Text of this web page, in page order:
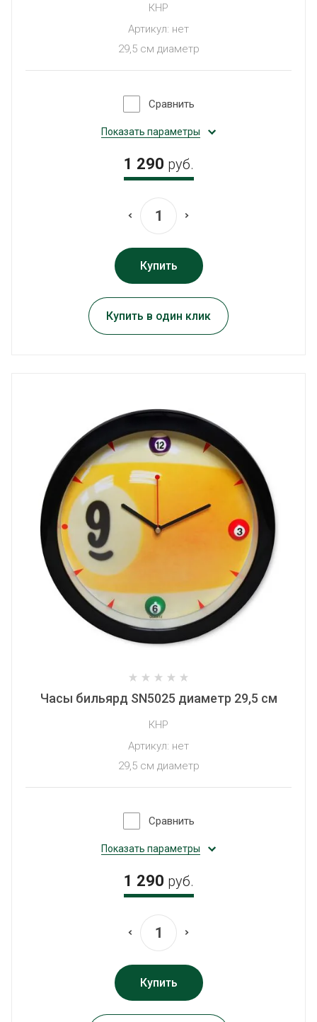
КНР
Артикул: нет
29,5 см диаметр
Сравнить
Показать параметры
1 290 руб.
Купить
Купить в один клик
Часы бильярд SN5025 диаметр 29,5 см
КНР
Артикул: нет
29,5 см диаметр
Сравнить
Показать параметры
1 290 руб.
Купить